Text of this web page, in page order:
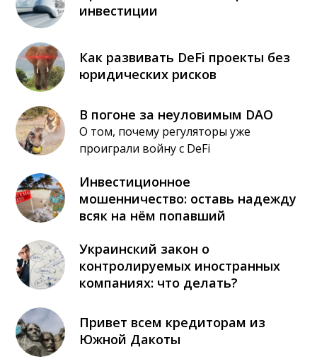
инвестиции
Как развивать DeFi проекты без
юридических рисков
В погоне за неуловимым DAO
О том, почему регуляторы уже
проиграли войну с DeFi
Инвестиционное
мошенничество: оставь надежду
всяк на нём попавший
Украинский закон о
контролируемых иностранных
компаниях: что делать?
Привет всем кредиторам из
Южной Дакоты